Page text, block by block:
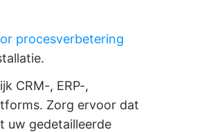
procesverbetering
CRM-, ERP-,
Zorg ervoor dat
uw gedetailleerde